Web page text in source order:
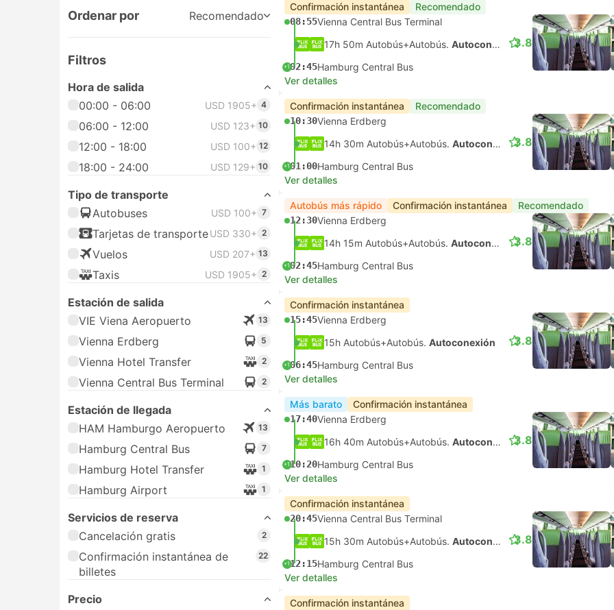
Ordenar por Recomendado
Filtros
Hora de salida
00:00 - 06:00
USD 1905+ 4
06:00 - 12:00 USD 123+ 10
12:00 - 18:00 USD 100+ 12
18:00 - 24:00 USD 129+ 10
Tipo de transporte
Autobuses
USD 100+ 7
Tarjetas de transporteUSD 330+ 2
Vuelos USD 207+ 13
Taxis USD 1905+ 2
Estación de salida
VIE Viena Aeropuerto
13
Vienna Erdberg 5
Vienna Hotel Transfer 2
Vienna Central Bus Terminal 2
Estación de llegada
HAM Hamburgo Aeropuerto
13
Hamburg Central Bus 7
Hamburg Hotel Transfer 1
Hamburg Airport 1
Servicios de reserva
Cancelación gratis
2
Confirmación instantánea de
billetes
22
Precio
Confirmación instantánea Recomendado
08:55Vienna Central Bus Terminal
17h 50m Autobús+Autobús. Autoconexión
+102:45Hamburg Central Bus
3.8
Ver detalles
Confirmación instantánea Recomendado
10:30Vienna Erdberg
14h 30m Autobús+Autobús. Autoconexión
+101:00Hamburg Central Bus
3.8
Ver detalles
Autobús más rápido Confirmación instantánea Recomendado
12:30Vienna Erdberg
14h 15m Autobús+Autobús. Autoconexión
+102:45Hamburg Central Bus
3.8
Ver detalles
Confirmación instantánea
15:45Vienna Erdberg
15h Autobús+Autobús. Autoconexión
+106:45Hamburg Central Bus
3.8
Ver detalles
Más barato Confirmación instantánea
17:40Vienna Erdberg
16h 40m Autobús+Autobús. Autoconexión
+110:20Hamburg Central Bus
3.8
Ver detalles
Confirmación instantánea
20:45Vienna Central Bus Terminal
15h 30m Autobús+Autobús. Autoconexión
+112:15Hamburg Central Bus
3.8
Ver detalles
Confirmación instantánea